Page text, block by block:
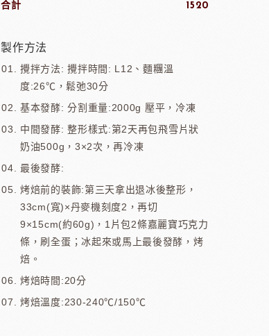
合計 1520
製作方法
攪拌方法: 攪拌時間: L12、麵糰溫
度:26℃，鬆弛30分
基本發酵: 分割重量:2000g 壓平，冷凍
中間發酵: 整形樣式:第2天再包飛雪片狀
奶油500g，3×2次，再冷凍
最後發酵:
烤焙前的裝飾:第三天拿出退冰後整形，
33cm(寬)×丹麥機刻度2，再切
9×15cm(約60g)，1片包2條嘉麗寶巧克力
條，刷全蛋；冰起來或馬上最後發酵，烤
焙。
烤焙時間:20分
烤焙溫度:230-240℃/150℃